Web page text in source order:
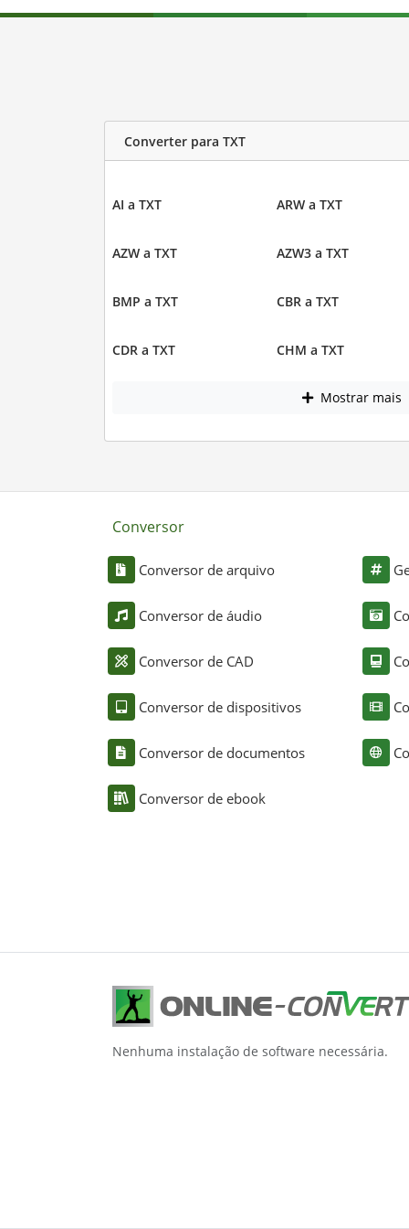
Converter para TXT
AI a TXT ARW a TXT
AZW a TXT AZW3 a TXT
BMP a TXT CBR a TXT
CDR a TXT CHM a TXT
Mostrar mais
Conversor
Conversor de arquivo
Conversor de áudio
Conversor de CAD
Conversor de dispositivos
Conversor de documentos
Conversor de ebook
Nenhuma instalação de software necessária.